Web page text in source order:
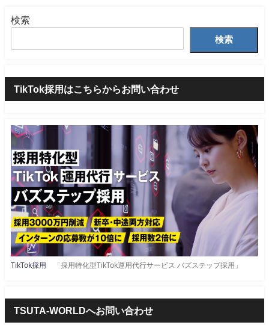
検索
検索
TikTok採用はこちらからお問い合わせ
TikTok採用 「採用特化型TikTok運用代行サービス バズステップ採用」
TSUTA-WORLDへお問い合わせ